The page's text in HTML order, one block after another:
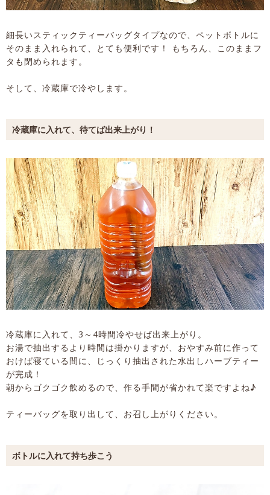
細長いスティックティーバッグタイプなので、ペットボトルに
そのまま入れられて、とても便利です！ もちろん、このままフ
タも閉められます。
そして、冷蔵庫で冷やします。
冷蔵庫に入れて、待てば出来上がり！
冷蔵庫に入れて、3～4時間冷やせば出来上がり。
お湯で抽出するより時間は掛かりますが、おやすみ前に作って
おけば寝ている間に、じっくり抽出された水出しハーブティー
が完成！
朝からゴクゴク飲めるので、作る手間が省かれて楽ですよね♪
ティーバッグを取り出して、お召し上がりください。
ボトルに入れて持ち歩こう